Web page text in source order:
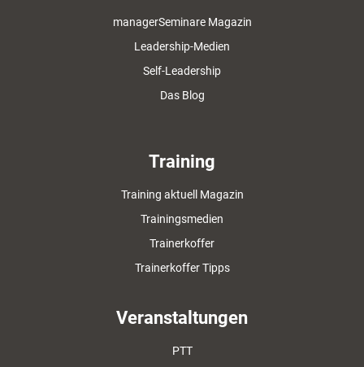
managerSeminare Magazin
Leadership-Medien
Self-Leadership
Das Blog
Training
Training aktuell Magazin
Trainingsmedien
Trainerkoffer
Trainerkoffer Tipps
Veranstaltungen
PTT